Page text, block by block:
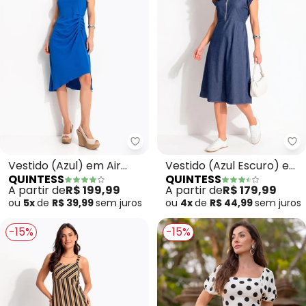
Quintess - Vestido (Azul) em
Vestido (Azul) em Air
Flow
QUINTESS
A partir deR$ 199,99
ou 5xde R$ 39,99sem juros
Vestido (Azul Escuro) em
Jeans
QUINTESS
A partir deR$ 179,99
ou 4xde R$ 44,99sem juros
-15% -15%